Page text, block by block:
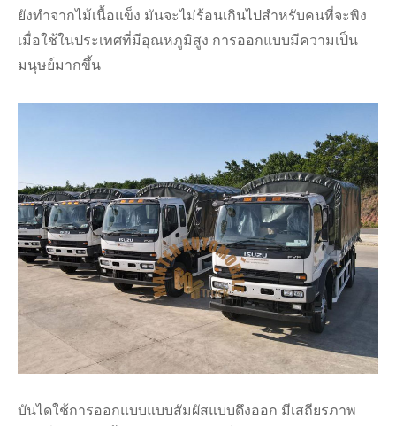
ยังทำจากไม้เนื้อแข็ง มันจะไม่ร้อนเกินไปสำหรับคนที่จะพิง
เมื่อใช้ในประเทศที่มีอุณหภูมิสูง การออกแบบมีความเป็น
มนุษย์มากขึ้น
บันไดใช้การออกแบบแบบสัมผัสแบบดึงออก มีเสถียรภาพ